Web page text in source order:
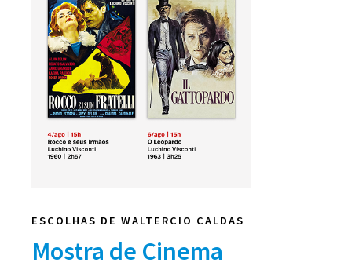
ESCOLHAS DE WALTERCIO CALDAS
Mostra de Cinema